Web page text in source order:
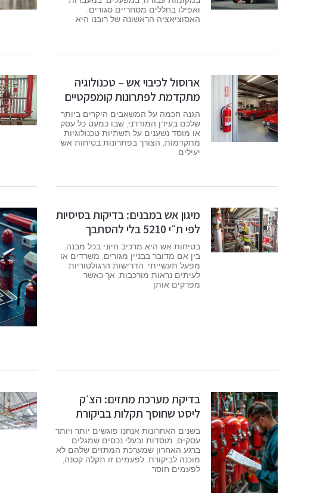
ואפילו בחללים מסחריים סגורים,
האסוציאציה הראשונה של רובנו היא
ארוסול לכיבוי אש – טכנולוגיה
מתקדמת לפתרונות קומפקטיים
הגנה חכמה על המשאבים היקרים ביותר
שלכם בעידן המודרני, שבו כמעט כל עסק
או מוסד נשענים על תשתיות טכנולוגיות
מתקדמות, הצורך בפתרונות בטיחות אש
יעילים
מיגון אש במבנים: בדיקות בסיסיות
לפי ת״י 5210 בלי להסתבך
בטיחות אש היא מרכיב חיוני בכל מבנה,
בין אם מדובר בבניין מגורים, משרדים או
מפעל תעשייתי. הדרישות הרגולטוריות
לעיתים נראות מורכבות, אך כאשר
מפרקים אותן
בדיקת מערכת מתזים: הצ׳ק
ליסט שחוסך תקלות בביקורת
בשנים האחרונות אנחנו פוגשים יותר ויותר
עסקים, מוסדות ובעלי נכסים שמגלים
ברגע האחרון שמערכת המתזים שלהם לא
מוכנה לביקורת. לפעמים זו תקלה קטנה,
לפעמים חוסר